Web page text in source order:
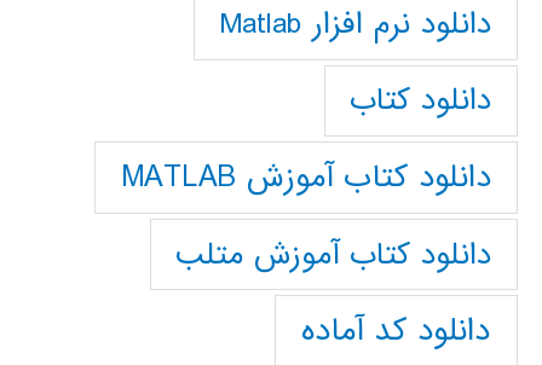
دانلود نرم افزار Matlab
دانلود کتاب
دانلود کتاب آموزش MATLAB
دانلود کتاب آموزش متلب
دانلود کد آماده